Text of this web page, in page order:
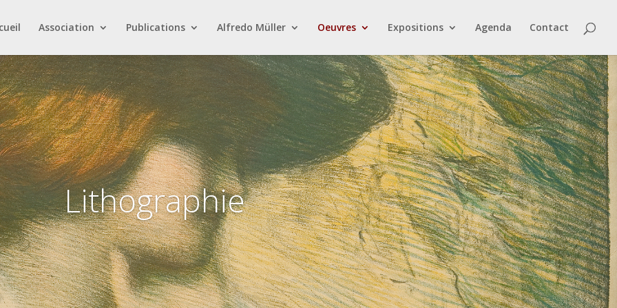
Association Publications Alfredo Müller Oeuvres Expositions Agenda Contact
Lithographie